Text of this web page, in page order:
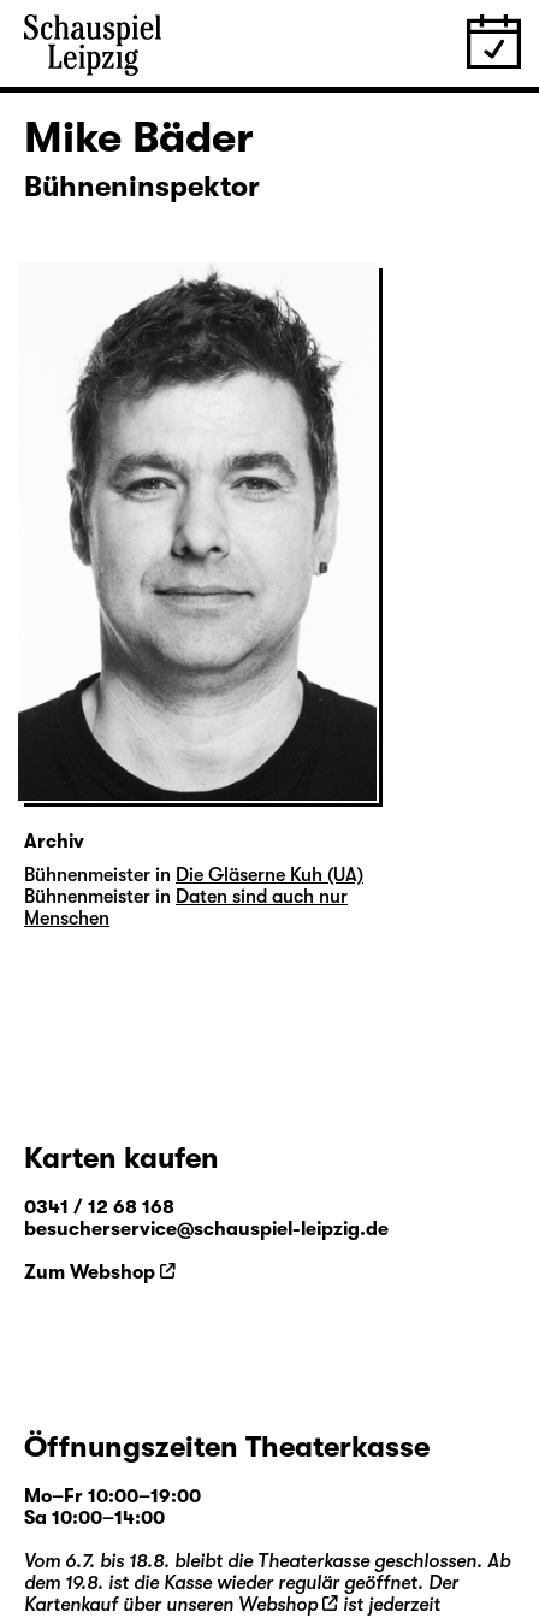
Mike Bäder
Bühneninspektor
Archiv
Bühnenmeister in Die Gläserne Kuh (UA)
Bühnenmeister in Daten sind auch nur
Menschen
Karten kaufen
0341 / 12 68 168
besucherservice@schauspiel-leipzig.de
Zum Webshop
Öffnungszeiten Theaterkasse
Mo–Fr 10:00–19:00
Sa 10:00–14:00
Vom 6.7. bis 18.8. bleibt die Theaterkasse geschlossen. Ab
dem 19.8. ist die Kasse wieder regulär geöffnet. Der
Kartenkauf über unseren Webshop
ist jederzeit